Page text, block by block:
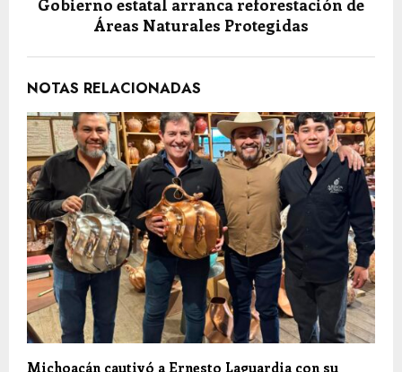
Áreas Naturales Protegidas
NOTAS RELACIONADAS
Michoacán cautivó a Ernesto Laguardia con su